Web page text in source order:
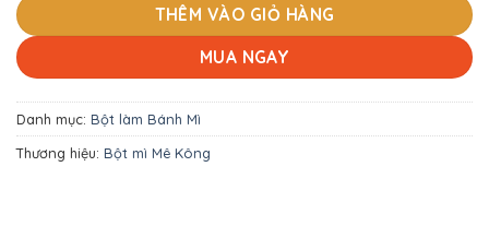
THÊM VÀO GIỎ HÀNG
MUA NGAY
Danh mục: Bột làm Bánh Mì
Thương hiệu: Bột mì Mê Kông